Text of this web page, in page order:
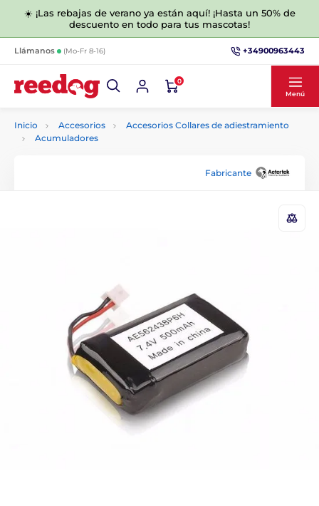
☀️ ¡Las rebajas de verano ya están aquí! ¡Hasta un 50% de
descuento en todo para tus mascotas!
Llámanos (Mo-Fr 8-16) +34900963443
0
Menú
Inicio Accesorios
Accesorios Collares de adiestramiento
Acumuladores
Fabricante